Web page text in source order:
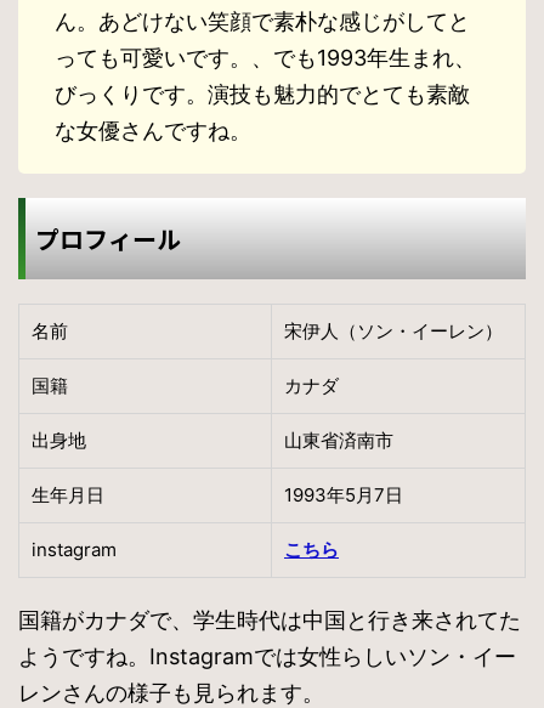
ん。あどけない笑顔で素朴な感じがしてと
っても可愛いです。、でも1993年生まれ、
びっくりです。演技も魅力的でとても素敵
な女優さんですね。
プロフィール
名前 宋伊人（ソン・イーレン）
国籍 カナダ
出身地 山東省済南市
生年月日 1993年5月7日
instagram こちら
国籍がカナダで、学生時代は中国と行き来されてた
ようですね。Instagramでは女性らしいソン・イー
レンさんの様子も見られます。